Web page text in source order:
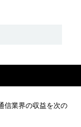
信業界の収益を次の